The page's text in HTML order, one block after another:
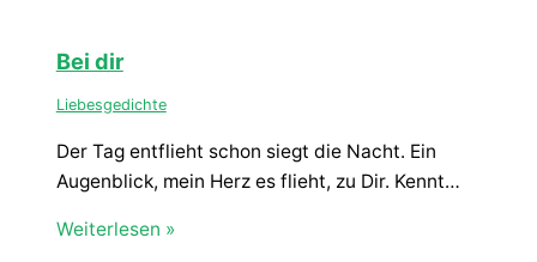
Bei dir
Liebesgedichte
Der Tag entflieht schon siegt die Nacht. Ein
Augenblick, mein Herz es flieht, zu Dir. Kennt…
Weiterlesen »